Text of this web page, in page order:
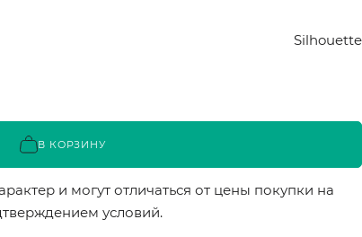
Silhouette
В КОРЗИНУ
и могут отличаться от цены покупки на
условий.